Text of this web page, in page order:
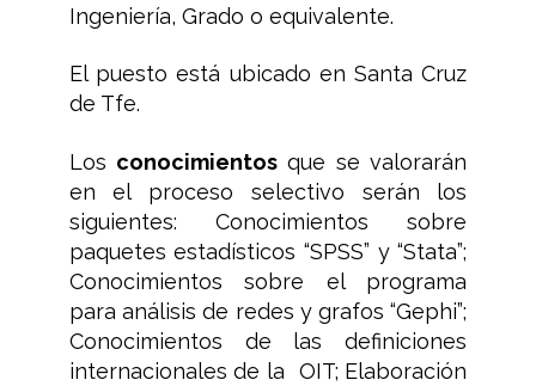
Ingeniería, Grado o equivalente.
El puesto está ubicado en Santa Cruz
de Tfe.
Los conocimientosque se valorarán
en el proceso selectivo serán los
siguientes: Conocimientos sobre
paquetes estadísticos “SPSS” y “Stata”;
Conocimientos sobre el programa
para análisis de redes y grafos “Gephi”;
Conocimientos de las definiciones
internacionales de la OIT; Elaboración